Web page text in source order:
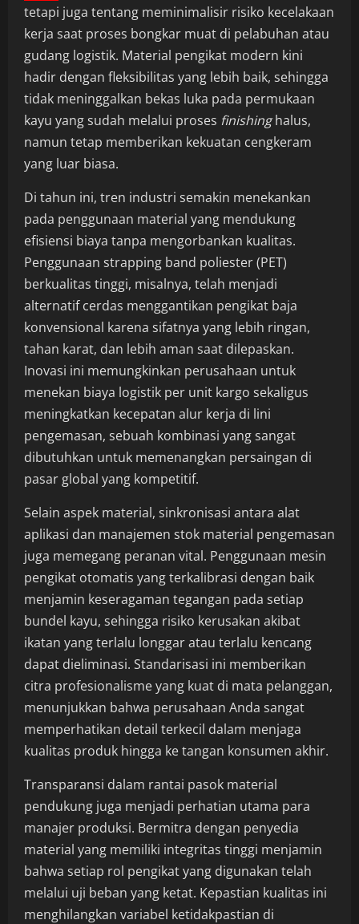
tetapi juga tentang meminimalisir risiko kecelakaan
kerja saat proses bongkar muat di pelabuhan atau
gudang logistik. Material pengikat modern kini
hadir dengan fleksibilitas yang lebih baik, sehingga
tidak meninggalkan bekas luka pada permukaan
kayu yang sudah melalui proses finishinghalus,
namun tetap memberikan kekuatan cengkeram
yang luar biasa.
Di tahun ini, tren industri semakin menekankan
pada penggunaan material yang mendukung
efisiensi biaya tanpa mengorbankan kualitas.
Penggunaan strapping band poliester (PET)
berkualitas tinggi, misalnya, telah menjadi
alternatif cerdas menggantikan pengikat baja
konvensional karena sifatnya yang lebih ringan,
tahan karat, dan lebih aman saat dilepaskan.
Inovasi ini memungkinkan perusahaan untuk
menekan biaya logistik per unit kargo sekaligus
meningkatkan kecepatan alur kerja di lini
pengemasan, sebuah kombinasi yang sangat
dibutuhkan untuk memenangkan persaingan di
pasar global yang kompetitif.
Selain aspek material, sinkronisasi antara alat
aplikasi dan manajemen stok material pengemasan
juga memegang peranan vital. Penggunaan mesin
pengikat otomatis yang terkalibrasi dengan baik
menjamin keseragaman tegangan pada setiap
bundel kayu, sehingga risiko kerusakan akibat
ikatan yang terlalu longgar atau terlalu kencang
dapat dieliminasi. Standarisasi ini memberikan
citra profesionalisme yang kuat di mata pelanggan,
menunjukkan bahwa perusahaan Anda sangat
memperhatikan detail terkecil dalam menjaga
kualitas produk hingga ke tangan konsumen akhir.
Transparansi dalam rantai pasok material
pendukung juga menjadi perhatian utama para
manajer produksi. Bermitra dengan penyedia
material yang memiliki integritas tinggi menjamin
bahwa setiap rol pengikat yang digunakan telah
melalui uji beban yang ketat. Kepastian kualitas ini
menghilangkan variabel ketidakpastian di